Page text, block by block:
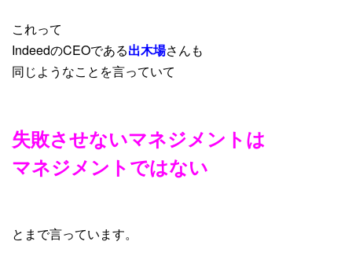
これって
IndeedのCEOである出木場さんも
同じようなことを言っていて
失敗させないマネジメントは
マネジメントではない
とまで言っています。